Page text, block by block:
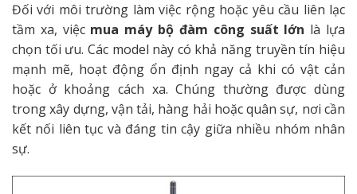
Đối với môi trường làm việc rộng hoặc yêu cầu liên lạc
tầm xa, việc mua máy bộ đàm công suất lớn là lựa
chọn tối ưu. Các model này có khả năng truyền tín hiệu
mạnh mẽ, hoạt động ổn định ngay cả khi có vật cản
hoặc ở khoảng cách xa. Chúng thường được dùng
trong xây dựng, vận tải, hàng hải hoặc quân sự, nơi cần
kết nối liên tục và đáng tin cậy giữa nhiều nhóm nhân
sự.